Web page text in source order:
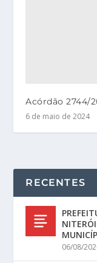
Acórdão 2744/
6 de maio de 2024
RECENTES
06/08/